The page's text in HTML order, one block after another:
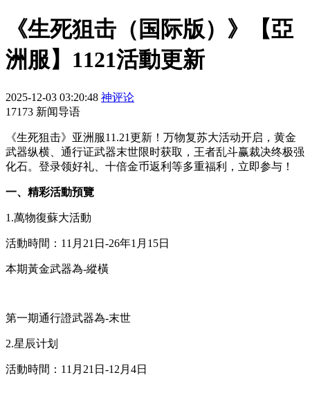
《生死狙击（国际版）》【亞
洲服】1121活動更新
2025-12-03 03:20:48 神评论
17173 新闻导语
《生死狙击》亚洲服11.21更新！万物复苏大活动开启，黄金
武器纵横、通行证武器末世限时获取，王者乱斗赢裁决终极强
化石。登录领好礼、十倍金币返利等多重福利，立即参与！
一、精彩活動預覽
1.萬物復蘇大活動
活動時間：11月21日-26年1月15日
本期黃金武器為-縱橫
第一期通行證武器為-末世
2.星辰计划
活動時間：11月21日-12月4日